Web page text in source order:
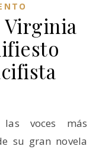
Virginia
su gran novela